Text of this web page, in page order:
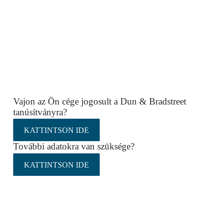
Vajon az Ön cége jogosult a Dun & Bradstreet
tanúsítványra?
KATTINTSON IDE
További adatokra van szüksége?
KATTINTSON IDE